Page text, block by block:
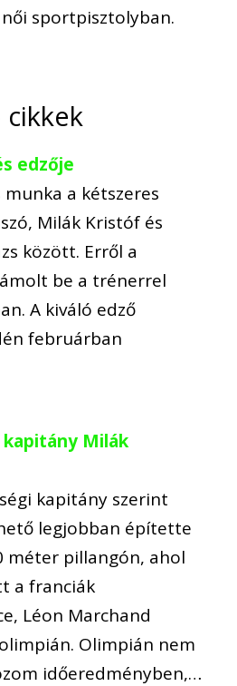
sportpisztolyban.
cikkek
edzője
a kétszeres
Milák Kristóf és
között. Erről a
be a trénerrel
A kiváló edző
februárban
Milák
kapitány szerint
legjobban építette
méter pillangón, ahol
a franciák
Léon Marchand
Olimpián nem
időeredményben,…